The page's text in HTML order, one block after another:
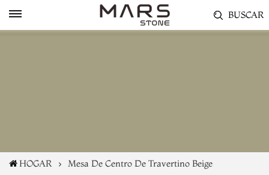
BUSCAR
HOGAR Mesa De Centro De Travertino Beige